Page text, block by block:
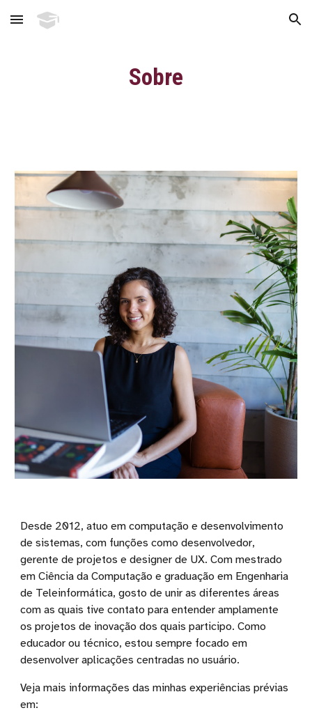
Skip to main content Skip to navigation
Sobre
Desde 2012, atuo em computação e desenvolvimento
de sistemas, com funções como desenvolvedor,
gerente de projetos e designer de UX. Com mestrado
em Ciência da Computação e graduação em Engenharia
de Teleinformática, gosto de unir as diferentes áreas
com as quais tive contato para entender amplamente
os projetos de inovação dos quais participo. Como
educador ou técnico, estou sempre focado em
desenvolver aplicações centradas no usuário.
Veja mais informações das minhas experiências prévias
em: